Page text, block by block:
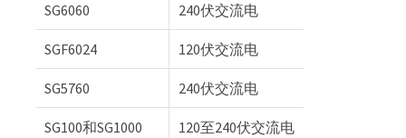
SG6060 240伏交流电
SGF6024 120伏交流电
SG5760 240伏交流电
SG100和SG1000 120至240伏交流电